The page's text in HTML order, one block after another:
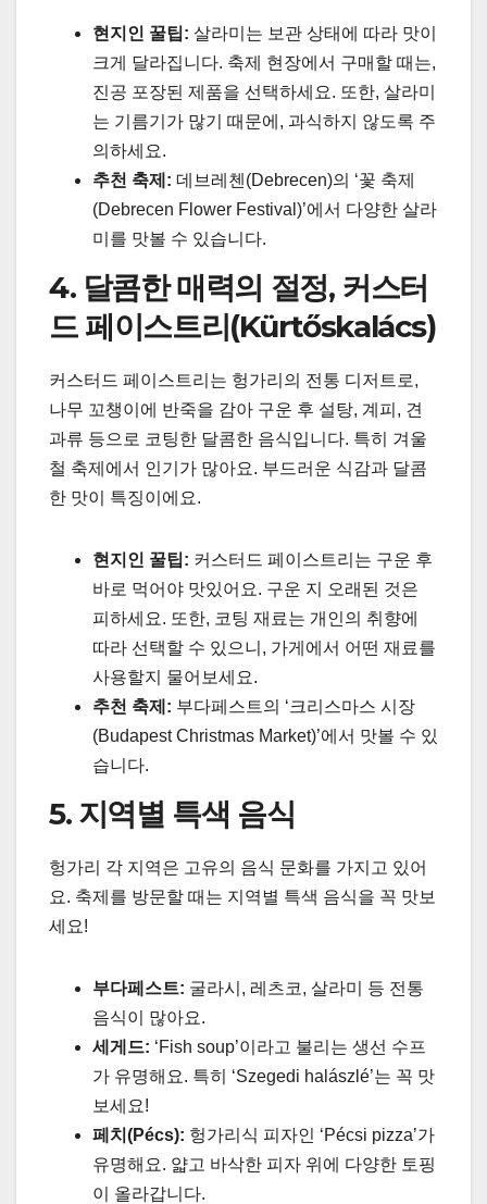
현지인 꿀팁: 살라미는 보관 상태에 따라 맛이
크게 달라집니다. 축제 현장에서 구매할 때는,
진공 포장된 제품을 선택하세요. 또한, 살라미
는 기름기가 많기 때문에, 과식하지 않도록 주
의하세요.
추천 축제: 데브레첸(Debrecen)의 ‘꽃 축제
(Debrecen Flower Festival)’에서 다양한 살라
미를 맛볼 수 있습니다.
4. 달콤한 매력의 절정, 커스터
드 페이스트리(Kürtőskalács)
커스터드 페이스트리는 헝가리의 전통 디저트로,
나무 꼬챙이에 반죽을 감아 구운 후 설탕, 계피, 견
과류 등으로 코팅한 달콤한 음식입니다. 특히 겨울
철 축제에서 인기가 많아요. 부드러운 식감과 달콤
한 맛이 특징이에요.
현지인 꿀팁: 커스터드 페이스트리는 구운 후
바로 먹어야 맛있어요. 구운 지 오래된 것은
피하세요. 또한, 코팅 재료는 개인의 취향에
따라 선택할 수 있으니, 가게에서 어떤 재료를
사용할지 물어보세요.
추천 축제: 부다페스트의 ‘크리스마스 시장
(Budapest Christmas Market)’에서 맛볼 수 있
습니다.
5. 지역별 특색 음식
헝가리 각 지역은 고유의 음식 문화를 가지고 있어
요. 축제를 방문할 때는 지역별 특색 음식을 꼭 맛보
세요!
부다페스트: 굴라시, 레츠코, 살라미 등 전통
음식이 많아요.
세게드: ‘Fish soup’이라고 불리는 생선 수프
가 유명해요. 특히 ‘Szegedi halászlé’는 꼭 맛
보세요!
페치(Pécs): 헝가리식 피자인 ‘Pécsi pizza’가
유명해요. 얇고 바삭한 피자 위에 다양한 토핑
이 올라갑니다.